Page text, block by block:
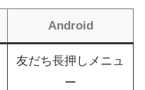
Android
友だち長押しメニュ
ー